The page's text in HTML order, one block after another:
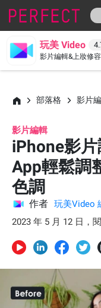
玩美 Video
影片編輯&上妝修
部落格 影片
影片編輯
iPhone影
App輕鬆調
色調
作者 玩美Video
2023 年 5 月 12 日，